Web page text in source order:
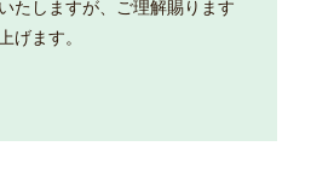
たしますが、ご理解賜ります
げます。